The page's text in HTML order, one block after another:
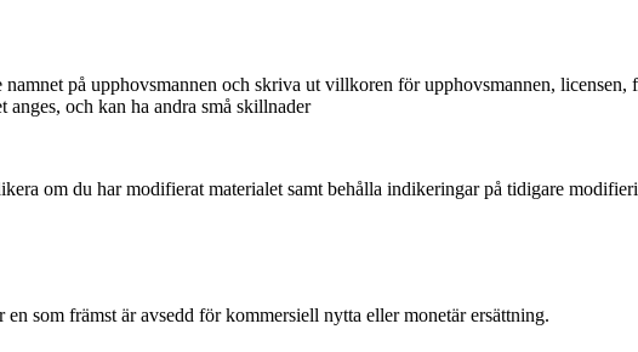
på upphovsmannen och skriva ut villkoren för upphovsmannen,
och kan ha andra små skillnader
om du har modifierat materialet samt behålla indikeringar på tidigare
som främst är avsedd för kommersiell nytta eller monetär ersättning.